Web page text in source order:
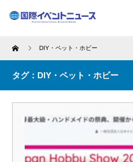
Home DIY・ペット・ホビー
タグ：DIY・ペット・ホビー